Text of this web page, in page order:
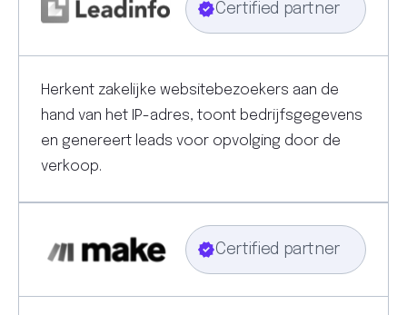
Certified partner
Herkent zakelijke websitebezoekers aan de
hand van het IP-adres, toont bedrijfsgegevens
en genereert leads voor opvolging door de
verkoop.
Certified partner